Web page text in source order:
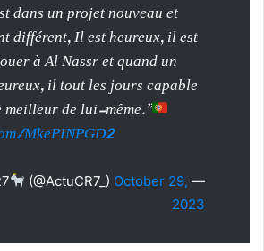
dans un projet nouveau et
différent, Il est heureux, il est
à Al Nassr et quand un
il tout les jours capable
de lui-même.”
MkePINPGD2
— Actu CR7
(@ActuCR7_) October 29,
2023